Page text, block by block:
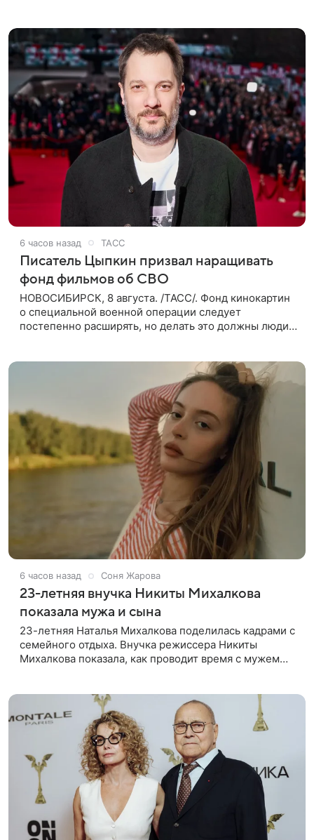
6 часов назад ТАСС
Писатель Цыпкин призвал наращивать
фонд фильмов об СВО
НОВОСИБИРСК, 8 августа. /ТАСС/. Фонд кинокартин
о специальной военной операции следует
постепенно расширять, но делать это должны люди,
6 часов назад Соня Жарова
23-летняя внучка Никиты Михалкова
показала мужа и сына
23-летняя Наталья Михалкова поделилась кадрами с
семейного отдыха. Внучка режиссера Никиты
Михалкова показала, как проводит время с мужем